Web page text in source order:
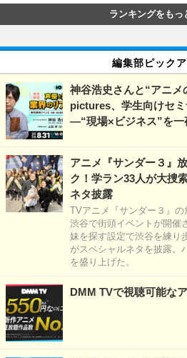
ランキングをもっ
編集部ピック
神谷浩史さんと“アニ
pictures、学生向けセ
―“現場×ビジネス”を一
アニメ『サンダー３』
ク！学ラン33人が大捜
ネタ披露
TVアニメ『サンダー３』
渋谷で街頭イベントが開催
妹を探す設定で渋谷を練り
がスペシャルネタを披露。
を盛り上げた。
DMM TVで視聴可能な